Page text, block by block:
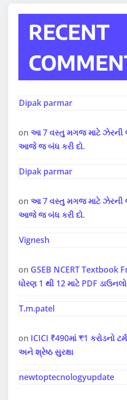
RECENT
Dipak parmar
on આ 7 વસ્તુ મગજ માટે ઝેરની
આજે જ બંધ કરી દો.
Dipak parmar
on આ 7 વસ્તુ મગજ માટે ઝેરની
આજે જ બંધ કરી દો.
Vignesh
on GSEB NCERT Textbook
ધોરણ 1 થી 12 માટે PDF
T.m.patel
on ICICI ₹490માં ₹1 કરોડનો
અને શ્રેષ્ઠ સુરક્ષા
newtoptecnologyupdate